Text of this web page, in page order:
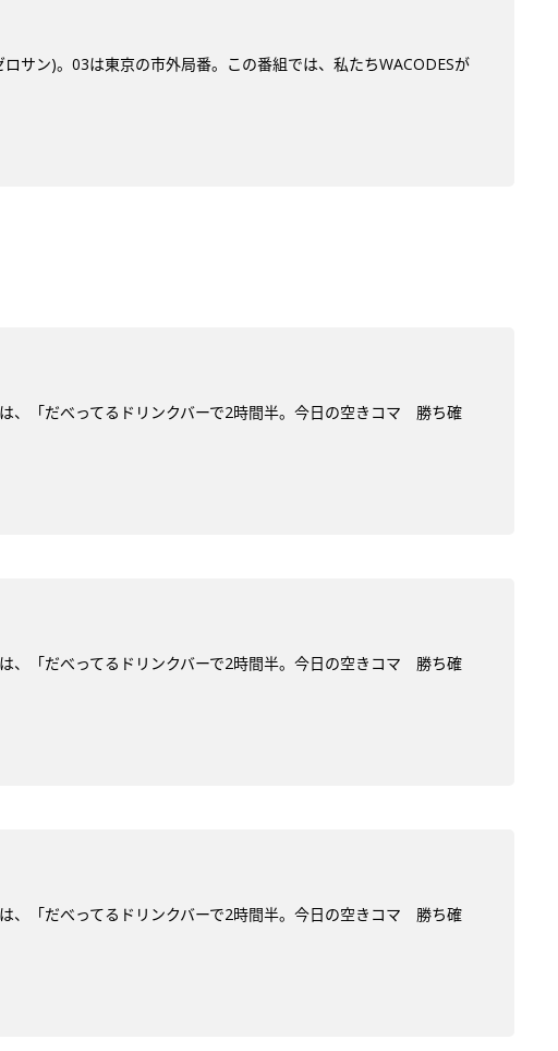
サン)。03は東京の市外局番。この番組では、私たちWACODESが
、「だべってるドリンクバーで2時間半。今日の空きコマ 勝ち確
、「だべってるドリンクバーで2時間半。今日の空きコマ 勝ち確
、「だべってるドリンクバーで2時間半。今日の空きコマ 勝ち確